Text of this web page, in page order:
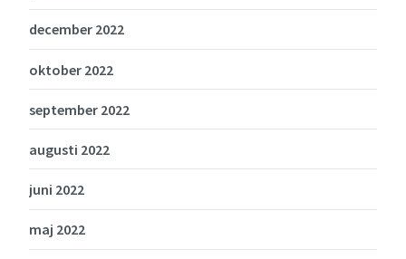
december 2022
oktober 2022
september 2022
augusti 2022
juni 2022
maj 2022